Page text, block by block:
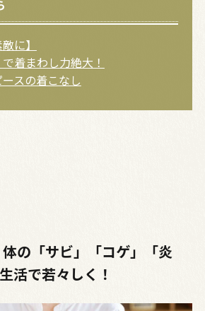
に】
で着まわし力絶大！
スの着こなし
体の「サビ」「コゲ」「炎
活で若々しく！